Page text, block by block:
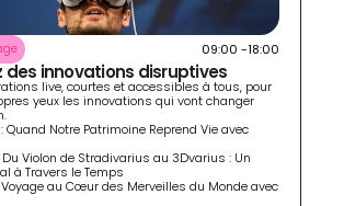
09:00 -18:00
des innovations disruptives
live, courtes et accessibles à tous, pour
yeux les innovations qui vont changer
Notre Patrimoine Reprend Vie avec
Du Violon de Stradivarius au 3Dvarius : Un
à Travers le Temps
Voyage au Cœur des Merveilles du Monde avec